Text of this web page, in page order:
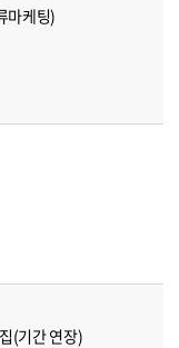
마케팅)
(기간 연장)